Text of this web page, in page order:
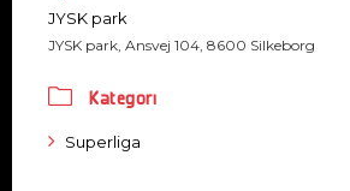
JYSK park
JYSK park, Ansvej 104, 8600 Silkeborg
Kategori
Superliga